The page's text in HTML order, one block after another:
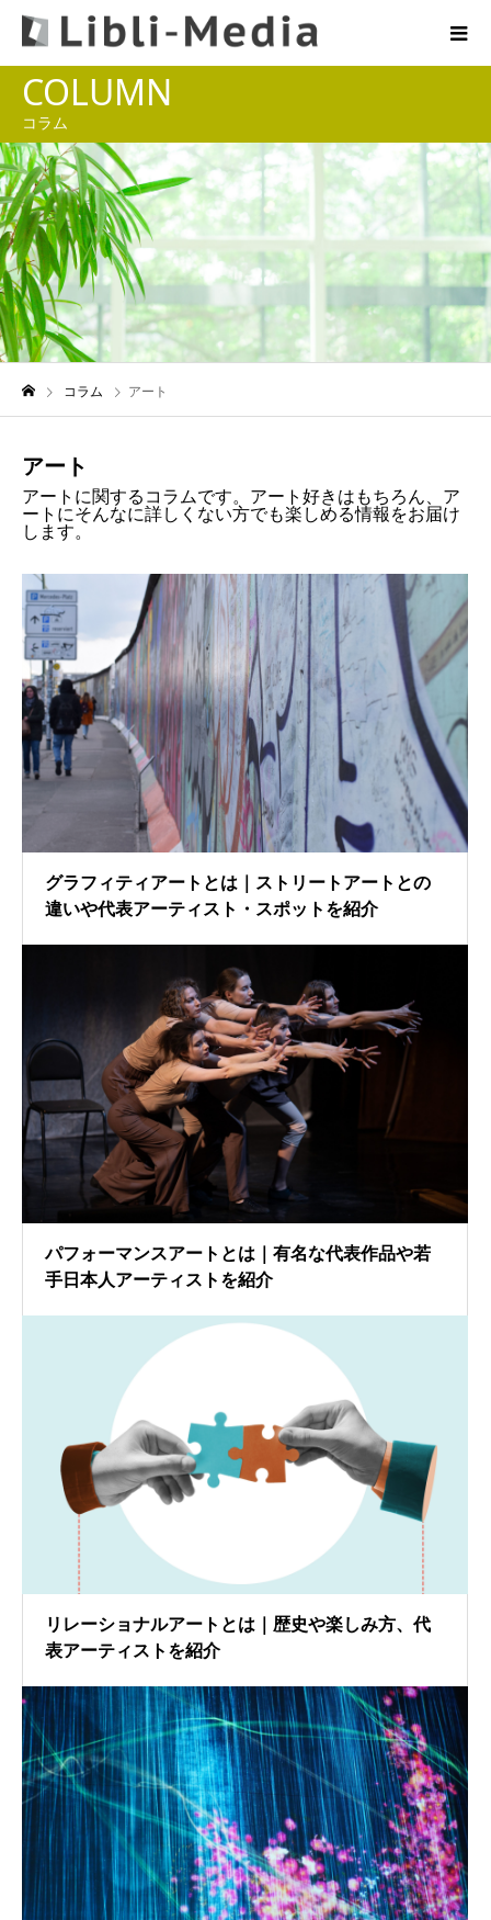
COLUMN
コラム
コラム アート
アート
アートに関するコラムです。アート好きはもちろん、ア
ートにそんなに詳しくない方でも楽しめる情報をお届け
します。
グラフィティアートとは｜ストリートアートとの
違いや代表アーティスト・スポットを紹介
パフォーマンスアートとは｜有名な代表作品や若
手日本人アーティストを紹介
リレーショナルアートとは｜歴史や楽しみ方、代
表アーティストを紹介